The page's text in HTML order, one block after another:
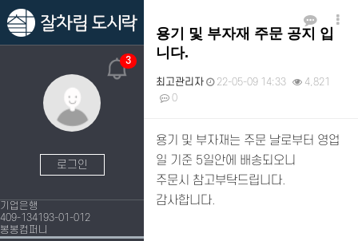
3
로그인
기업은행
409-134193-01-012
봉봉컴퍼니
용기 및 부자재 주문 공지 입
니다.
최고관리자 22-05-09 14:33
4,821
0
본문
용기 및 부자재는 주문 날로부터 영업
일 기준 5일안에 배송되오니
주문시 참고부탁드립니다.
감사합니다.